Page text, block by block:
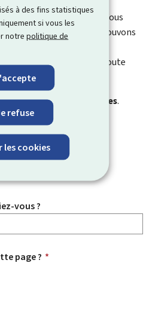
à des fins statistiques
si vous les
notrepolitique de
refuse
les cookies
contenu de cette page. Vous
sur ce que nous pouvons
de réponse à votre
de contact pour toute
( * ) sont obligatoires.
cherchiez ?
vous ?
page ? *